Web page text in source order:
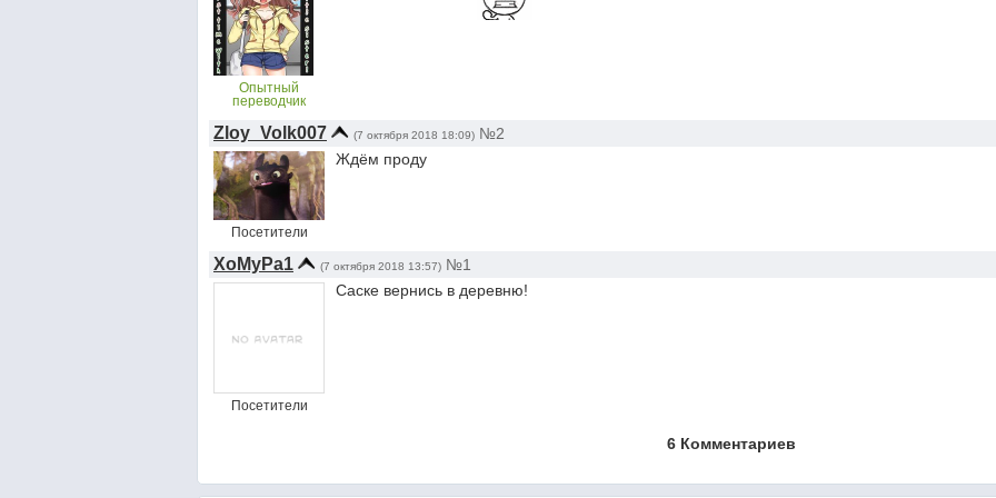
Опытный
переводчик
Zloy_Volk007 (7 октября 2018 18:09) №2
Посетители
Ждём проду
XoMyPa1 (7 октября 2018 13:57) №1
Посетители
Саске вернись в деревню!
6 Комментариев